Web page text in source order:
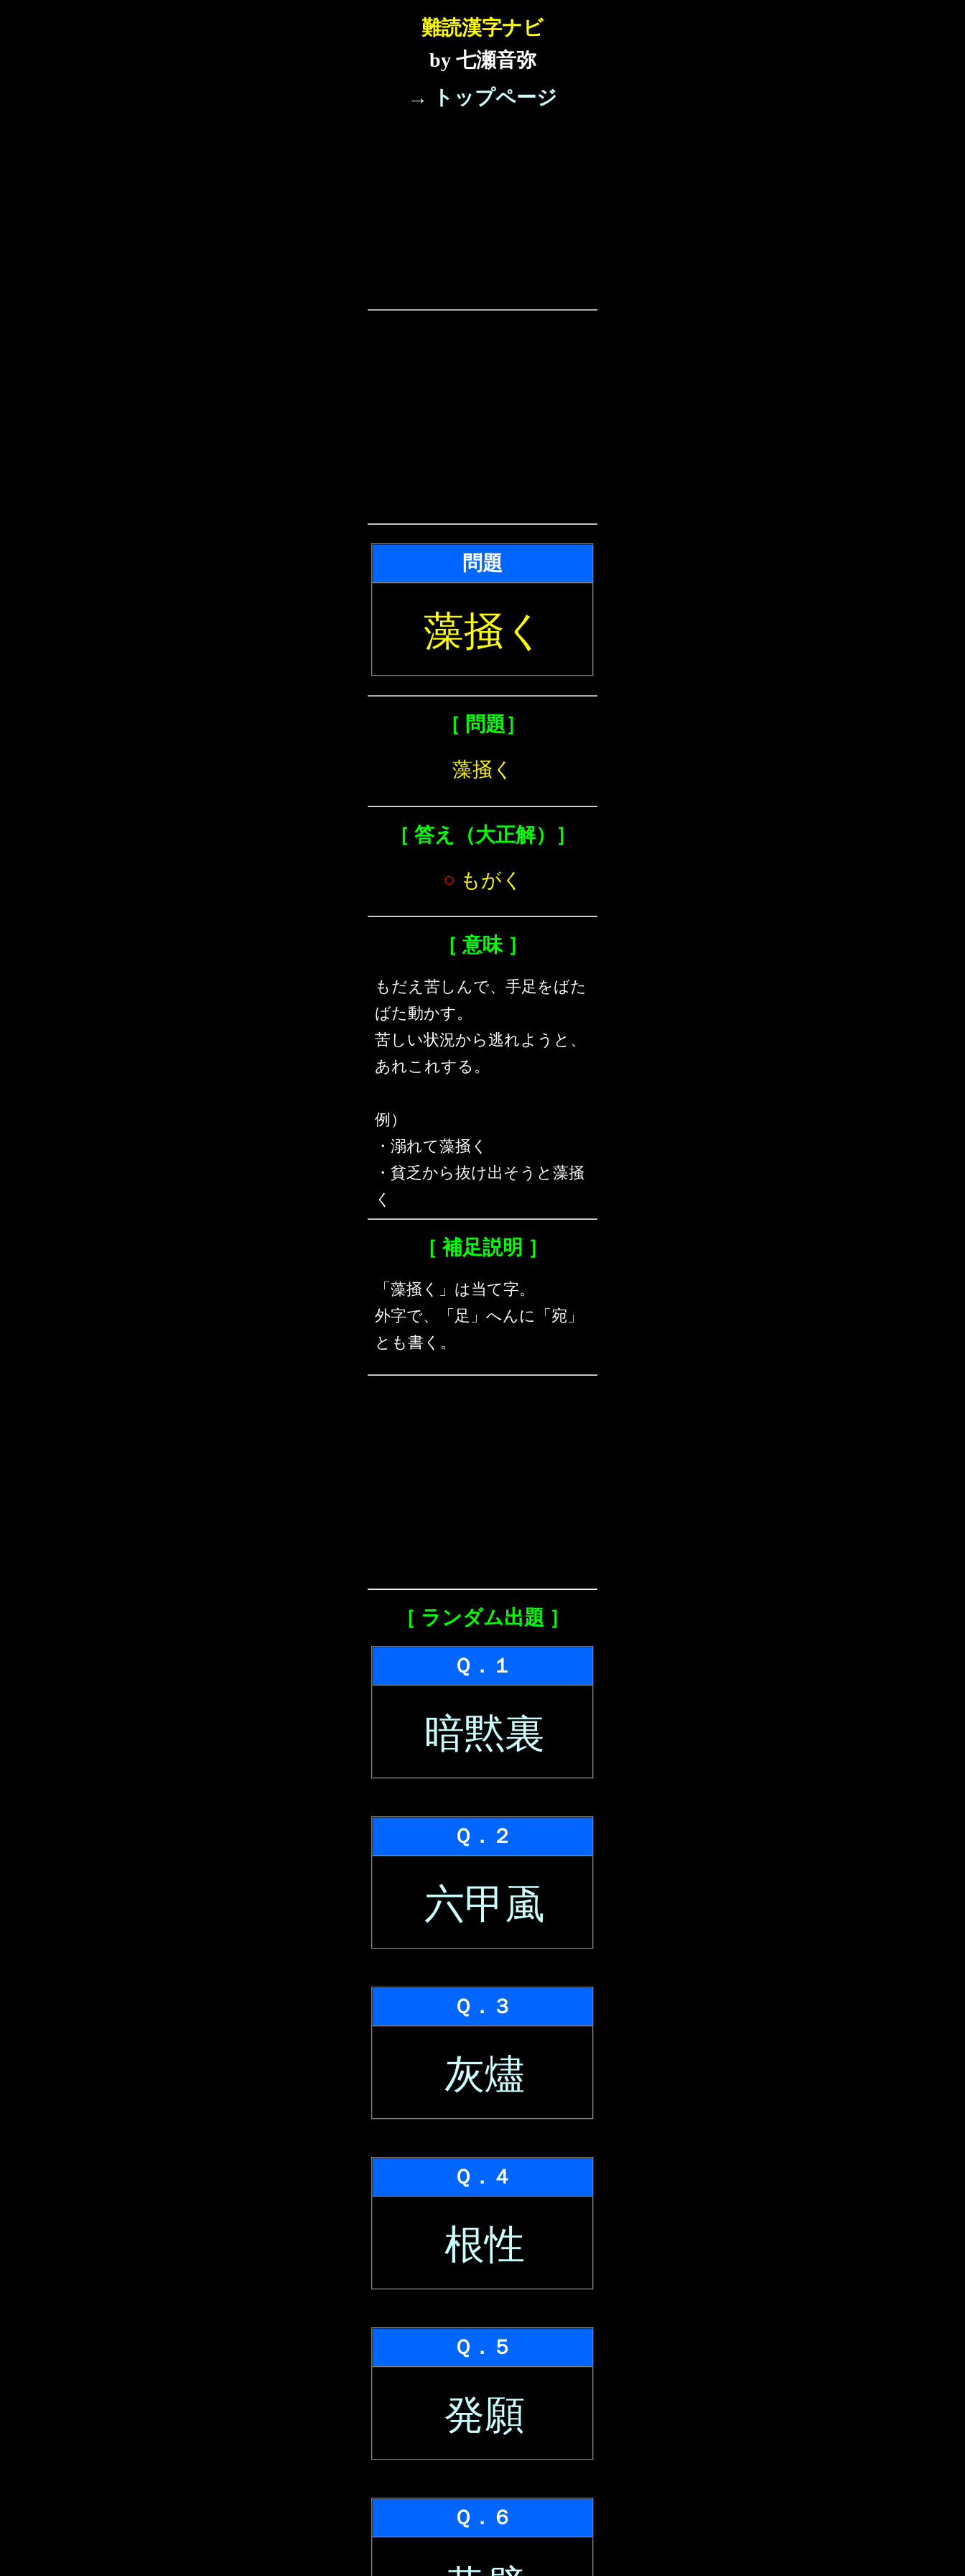
難読漢字ナビ
by 七瀬音弥
→ トップページ
問題
藻掻く
［ 問題］
藻掻く
［ 答え（大正解）］
○ もがく
［ 意味 ］
もだえ苦しんで、手足をばた
ばた動かす。
苦しい状況から逃れようと、
あれこれする。
例）
・溺れて藻掻く
・貧乏から抜け出そうと藻掻
く
［ 補足説明 ］
「藻掻く」は当て字。
外字で、「足」へんに「宛」
とも書く。
［ ランダム出題 ］
Ｑ．１
暗黙裏
Ｑ．２
六甲颪
Ｑ．３
灰燼
Ｑ．４
根性
Ｑ．５
発願
Ｑ．６